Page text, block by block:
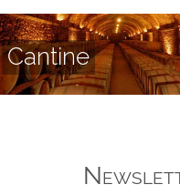
Cantine